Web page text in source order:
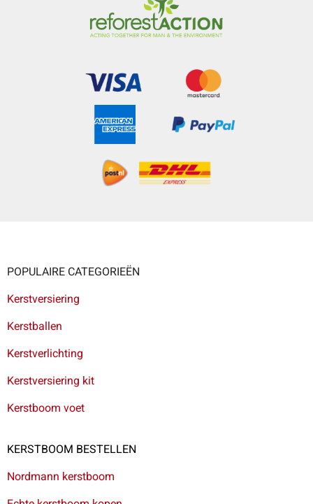
POPULAIRE CATEGORIEËN
Kerstversiering
Kerstballen
Kerstverlichting
Kerstversiering kit
Kerstboom voet
KERSTBOOM BESTELLEN
Nordmann kerstboom